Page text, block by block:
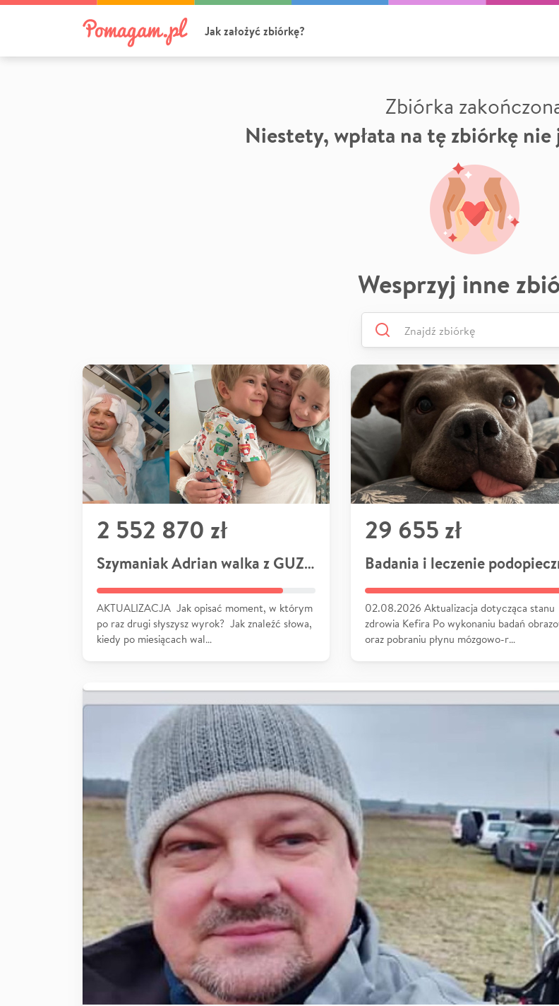
Jak założyć zbiórkę?
Zbiórka
Niestety, wpłata na tę zbiórkę
Wesprzyj inne
2 552 870 zł
Szymaniak Adrian walka z GUZEM
AKTUALIZACJA Jak opisać moment, w którym
po raz drugi słyszysz wyrok? Jak znaleźć słowa,
kiedy po miesiącach wal…
29 655 zł
02.08.2026 Aktualizacja dotycząca stanu
zdrowia Kefira Po wykonaniu badań
oraz pobraniu płynu mózgowo-r…